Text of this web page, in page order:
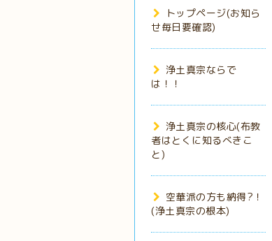
トップページ(お知ら
せ毎日要確認)
浄土真宗ならで
は！！
浄土真宗の核心(布教
者はとくに知るべきこ
と)
空華派の方も納得?！
(浄土真宗の根本)